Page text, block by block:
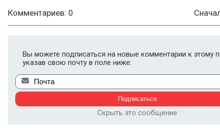
Комментариев: 0
Вы можете подписаться на новые комментарии к этому
указав свою почту в поле ниже:
Скрыть это сообщение